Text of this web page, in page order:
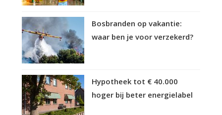
Bosbranden op vakantie:
waar ben je voor verzekerd?
Hypotheek tot € 40.000
hoger bij beter energielabel